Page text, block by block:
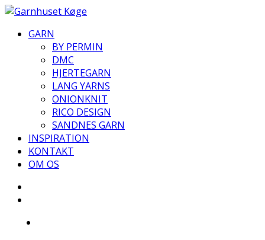
Videre
indholdGARN
BY PERMIN
DMC
HJERTEGARN
LANG YARNS
ONIONKNIT
RICO DESIGN
SANDNES GARN
INSPIRATION
KONTAKT
OM OS